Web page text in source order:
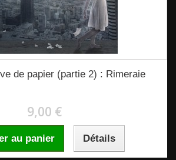
de papier (partie 2) : Rimeraie
9,00 €
au panier Détails